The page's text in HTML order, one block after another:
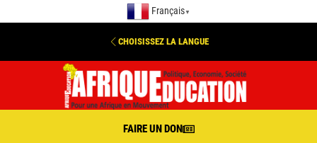
Français ▼
CHOISISSEZ LA LANGUE
FAIRE UN DON